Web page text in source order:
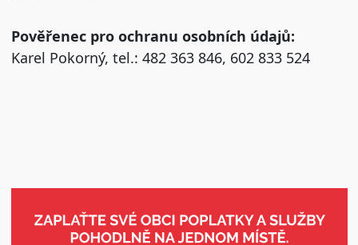
Pověřenec pro ochranu osobních údajů:
Karel Pokorný, tel.: 482 363 846, 602 833 524